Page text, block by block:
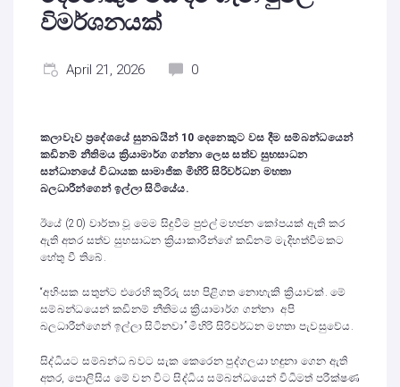
විමර්ශනයක්
April 21, 2026 0
කලාවැව ප්‍රදේශයේ සුනඛයින් 10 දෙනෙකුට වස දීම සම්බන්ධයෙන්
කඩිනම් නීතිමය ක්‍රියාමාර්ග ගන්නා ලෙස සත්ව සුභසාධන
සන්ධානයේ විධායක සාමාජික මිහිරි සිරිවර්ධන මහතා
බලධාරීන්ගෙන් ඉල්ලා සිටියේය.
ඊයේ (20) වාර්තා වූ මෙම සිදුවීම පුළුල් මහජන කෝපයක් ඇති කර
ඇති අතර සත්ව සුභසාධන ක්‍රියාකාරීන්ගේ කඩිනම් මැදිහත්වීමකට
හේතු වී තිබේ.
“අහිංසක සතුන්ට එරෙහි කුරිරු සහ පිළිගත නොහැකි ක්‍රියාවක්. මේ
සම්බන්ධයෙන් කඩිනම් නීතිමය ක්‍රියාමාර්ග ගන්නා අපි
බලධාරීන්ගෙන් ඉල්ලා සිටිනවා” මිහිරි සිරිවර්ධන මහතා පැවසුවේය.
සිද්ධියට සම්බන්ධ බවට සැක කෙරෙන පුද්ගලයා හඳුනා ගෙන ඇති
අතර, පොලිසිය මේ වන විට සිද්ධිය සම්බන්ධයෙන් විධිමත් පරීක්ෂණ